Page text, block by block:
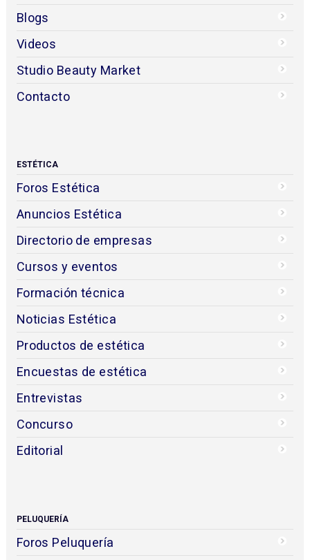
Blogs
Videos
Studio Beauty Market
Contacto
ESTÉTICA
Foros Estética
Anuncios Estética
Directorio de empresas
Cursos y eventos
Formación técnica
Noticias Estética
Productos de estética
Encuestas de estética
Entrevistas
Concurso
Editorial
PELUQUERÍA
Foros Peluquería